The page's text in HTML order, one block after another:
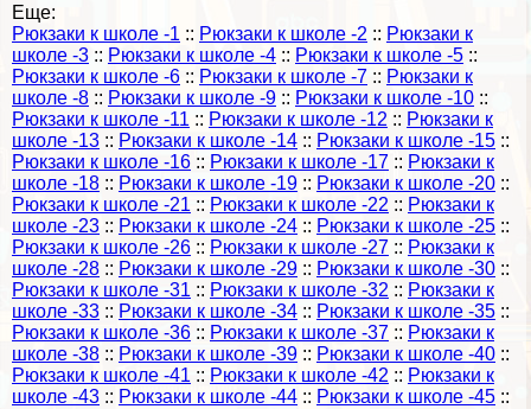
Еще:
Рюкзаки к школе -1 :: Рюкзаки к школе -2 :: Рюкзаки к
школе -3 :: Рюкзаки к школе -4 :: Рюкзаки к школе -5 ::
Рюкзаки к школе -6 :: Рюкзаки к школе -7 :: Рюкзаки к
школе -8 :: Рюкзаки к школе -9 :: Рюкзаки к школе -10 ::
Рюкзаки к школе -11 :: Рюкзаки к школе -12 :: Рюкзаки к
школе -13 :: Рюкзаки к школе -14 :: Рюкзаки к школе -15 ::
Рюкзаки к школе -16 :: Рюкзаки к школе -17 :: Рюкзаки к
школе -18 :: Рюкзаки к школе -19 :: Рюкзаки к школе -20 ::
Рюкзаки к школе -21 :: Рюкзаки к школе -22 :: Рюкзаки к
школе -23 :: Рюкзаки к школе -24 :: Рюкзаки к школе -25 ::
Рюкзаки к школе -26 :: Рюкзаки к школе -27 :: Рюкзаки к
школе -28 :: Рюкзаки к школе -29 :: Рюкзаки к школе -30 ::
Рюкзаки к школе -31 :: Рюкзаки к школе -32 :: Рюкзаки к
школе -33 :: Рюкзаки к школе -34 :: Рюкзаки к школе -35 ::
Рюкзаки к школе -36 :: Рюкзаки к школе -37 :: Рюкзаки к
школе -38 :: Рюкзаки к школе -39 :: Рюкзаки к школе -40 ::
Рюкзаки к школе -41 :: Рюкзаки к школе -42 :: Рюкзаки к
школе -43 :: Рюкзаки к школе -44 :: Рюкзаки к школе -45 ::